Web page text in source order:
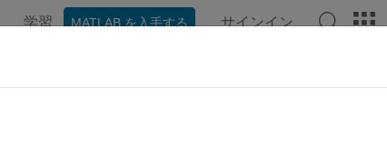
学習 MATLAB を入手する サインイン